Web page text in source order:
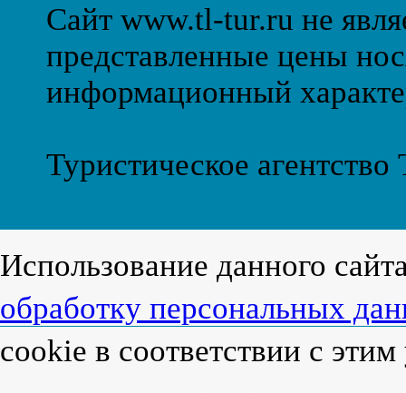
Сайт www.tl-tur.ru не
представленные цены
информационный
Туристическое
Использование данного
обработку персональных
cookie в соответствии с